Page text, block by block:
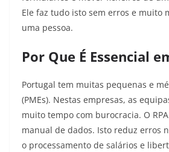
Ele faz tudo isto sem erros e muito
uma pessoa.
Por Que É Essencial
Portugal tem muitas pequenas e
(PMEs). Nestas empresas, as
muito tempo com burocracia. O
manual de dados. Isto reduz erros
o processamento de salários e